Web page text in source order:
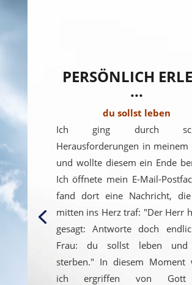
PERSÖNLICH
...
du sollst leben
Ich ging durch
Herausforderungen in meinem
und wollte diesem ein Ende
Ich öffnete mein E-Mail-
fand dort eine Nachricht,
mitten ins Herz traf: "Der Herr
gesagt: Antworte doch
Frau: du sollst leben und
sterben." In diesem Moment
ich ergriffen von Gott